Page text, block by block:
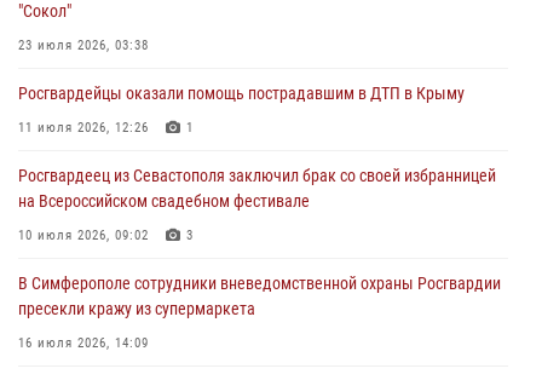
правонарушителей
03 августа 2026, 14:08
В Симферополе росгвардейцы задержали гражданина,
подозреваемого в совершении серии краж
Росгвардейцы оперативно задержали нарушителя на охраняемом
объекте в Севастополе
"Сокол"
23 июля 2026, 03:38
Росгвардейцы оказали помощь пострадавшим в ДТП в Крыму
11 июля 2026, 12:26 1
Росгвардеец из Севастополя заключил брак со своей избранницей
на Всероссийском свадебном фестивале
10 июля 2026, 09:02 3
В Симферополе сотрудники вневедомственной охраны Росгвардии
пресекли кражу из супермаркета
16 июля 2026, 14:09